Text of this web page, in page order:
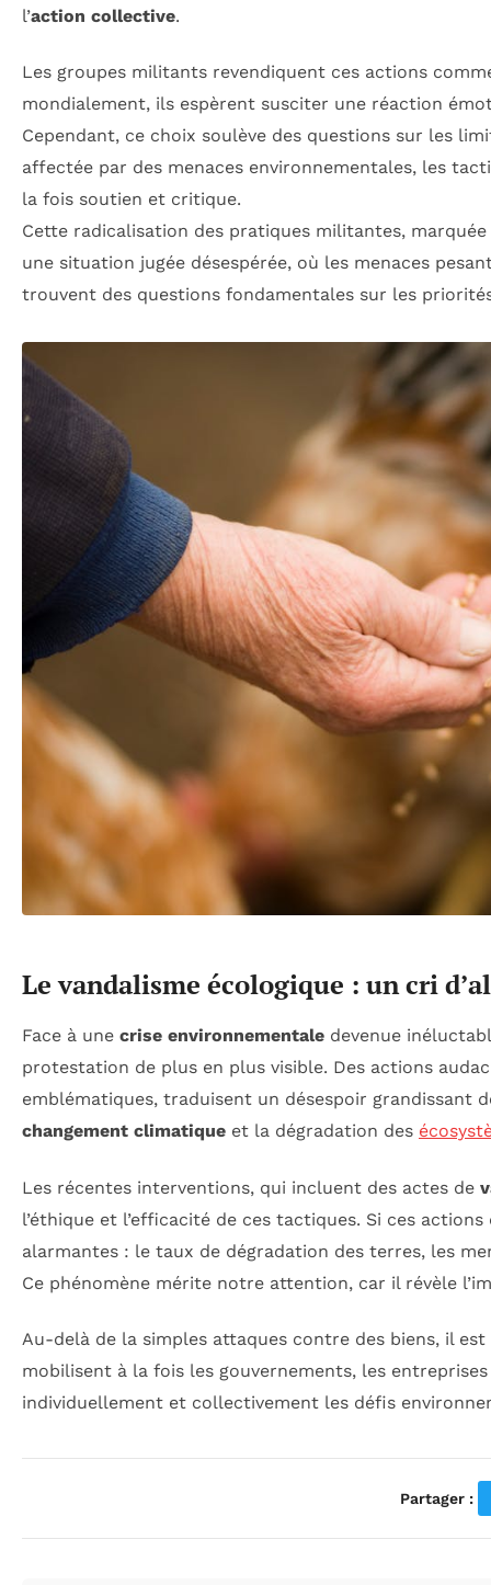
l’action collective.
Les groupes militants revendiquent ces actions
mondialement, ils espèrent susciter une réaction
Cependant, ce choix soulève des questions sur les
affectée par des menaces environnementales, les
la fois soutien et critique.
Cette radicalisation des pratiques militantes,
une situation jugée désespérée, où les menaces
trouvent des questions fondamentales sur les
Le vandalisme écologique : un cri
Face à une crise environnementale devenue
protestation de plus en plus visible. Des actions
emblématiques, traduisent un désespoir grandissant
changement climatique et la dégradation des
Les récentes interventions, qui incluent des actes de
l’éthique et l’efficacité de ces tactiques. Si ces
alarmantes : le taux de dégradation des terres, les
Ce phénomène mérite notre attention, car il révèle
Au-delà de la simples attaques contre des biens, il
mobilisent à la fois les gouvernements, les
individuellement et collectivement les défis
Partager :